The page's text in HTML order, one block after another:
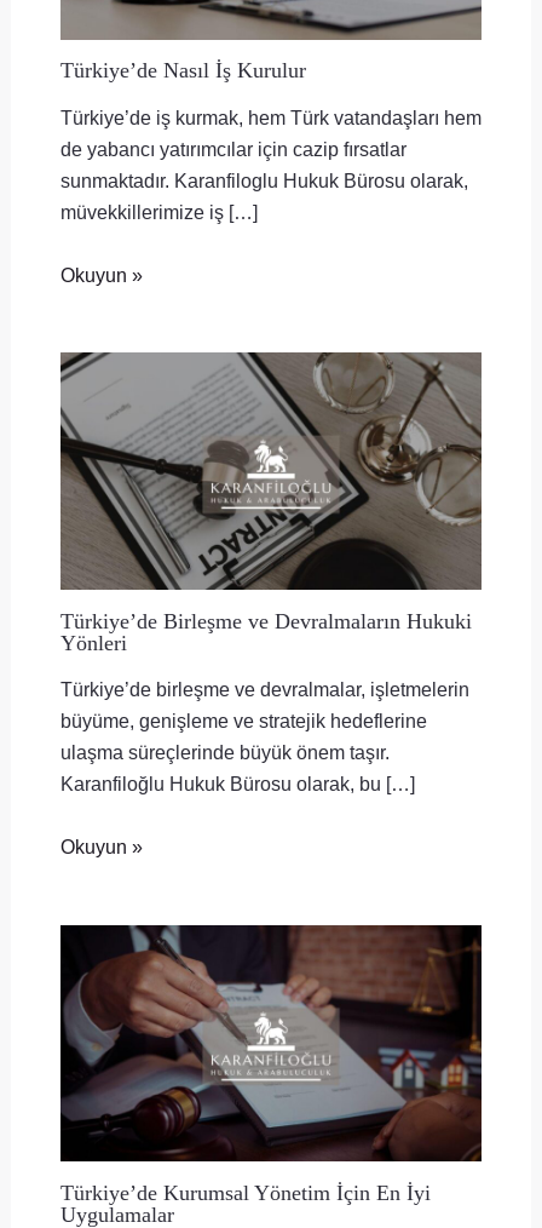
Türkiye’de Nasıl İş Kurulur
Türkiye’de iş kurmak, hem Türk vatandaşları hem
de yabancı yatırımcılar için cazip fırsatlar
sunmaktadır. Karanfiloglu Hukuk Bürosu olarak,
müvekkillerimize iş […]
Okuyun »
Türkiye’de Birleşme ve Devralmaların Hukuki
Yönleri
Türkiye’de birleşme ve devralmalar, işletmelerin
büyüme, genişleme ve stratejik hedeflerine
ulaşma süreçlerinde büyük önem taşır.
Karanfiloğlu Hukuk Bürosu olarak, bu […]
Okuyun »
Türkiye’de Kurumsal Yönetim İçin En İyi
Uygulamalar